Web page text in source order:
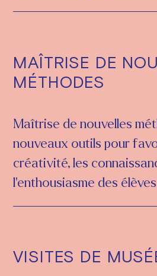
MAÎTRISE DE
MÉTHODES
Maîtrise de nouvelles
nouveaux outils pour
créativité, les
l'enthousiasme des élèves
VISITES DE